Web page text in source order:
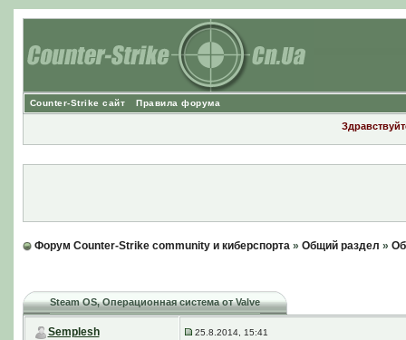
Counter-Strike сайт Правила форума
Форум Counter-Strike community и киберспорта» Общий раздел »
Steam OS, Операционная система от Valve
Semplesh 25.8.2014, 15:41